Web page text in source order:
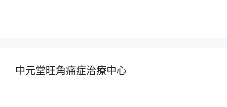
中元堂旺角痛症治療中心